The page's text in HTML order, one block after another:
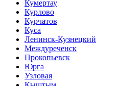
Кумертау
Курлово
Курчатов
Куса
Ленинск-Кузнецкий
Междуреченск
Прокопьевск
Юрга
Узловая